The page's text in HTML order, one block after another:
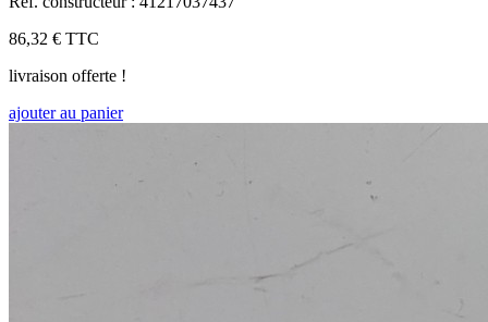
86,32 € TTC
livraison offerte !
ajouter au panier